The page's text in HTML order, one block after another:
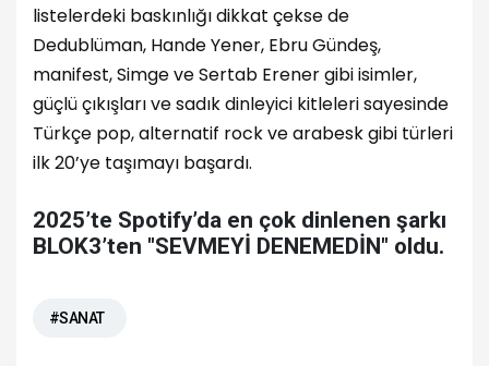
listelerdeki baskınlığı dikkat çekse de
Dedublüman, Hande Yener, Ebru Gündeş,
manifest, Simge veSertab Erenergibi isimler,
güçlü çıkışları ve sadık dinleyici kitleleri sayesinde
Türkçe pop, alternatif rock ve arabesk gibi türleri
ilk 20’ye taşımayı başardı.
2025’te Spotify’da en çok dinlenen şarkı
BLOK3’ten "SEVMEYİ DENEMEDİN" oldu.
#SANAT